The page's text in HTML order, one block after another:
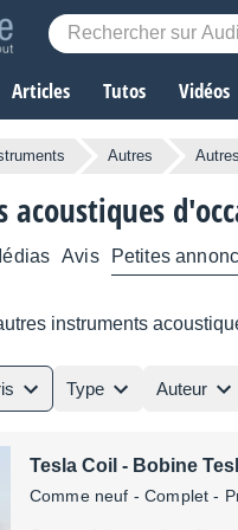
Articles Tutos Vidéos
Autres
Avis Petites
instruments
Type Auteur
Tesla Coil - Bobine
Comme neuf - Complet -